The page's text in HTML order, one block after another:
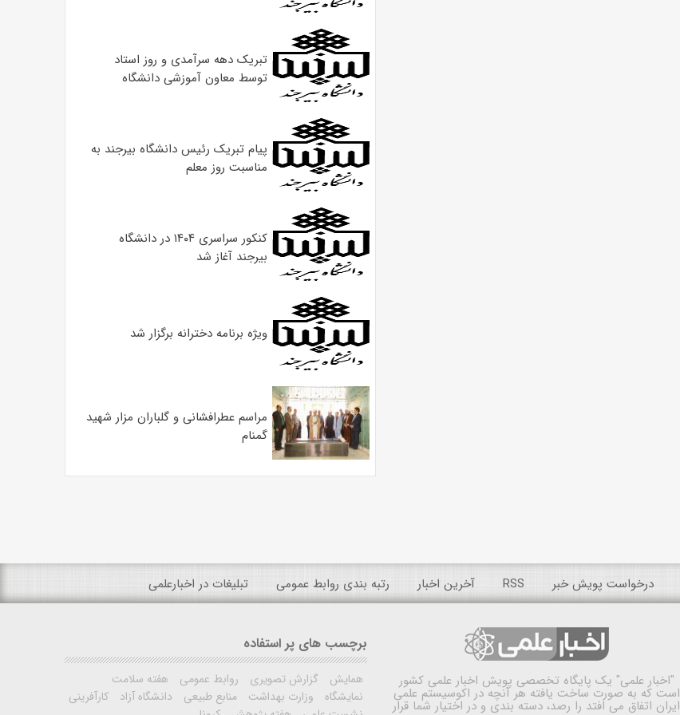
تبریک دهه سرآمدی و روز استاد
توسط معاون آموزشی دانشگاه
پیام تبریک رئیس دانشگاه بیرجند به
مناسبت روز معلم
کنکور سراسری ۱۴۰۴ در دانشگاه
بیرجند آغاز شد
ویژه برنامه دخترانه برگزار شد
مراسم عطرافشانی و گلباران مزار شهید
گمنام
درخواست پویش خبر RSS آخرین اخبار رتبه بندی روابط عمومی تبلیغات در اخبارعلمی
"اخبار علمی" یک پایگاه تخصصی پویش اخبار علمی کشور
است که به صورت ساخت یافته هر آنچه در اکوسیستم علمی
ایران اتفاق می افتد را رصد، دسته بندی و در اختیار شما قرار
برچسب های پر استفاده
همایش گزارش تصویری روابط عمومی
هفته سلامت
نمایشگاه
وزارت بهداشت منابع طبیعی دانشگاه آزاد
کارآفرینی